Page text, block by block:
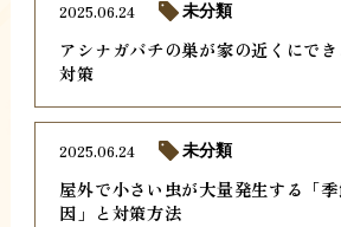
アシナガバチの巣が家の近くにで
対策
2025.06.24 未分類
屋外で小さい虫が大量発生する「
因」と対策方法
2025.06.24 未分類